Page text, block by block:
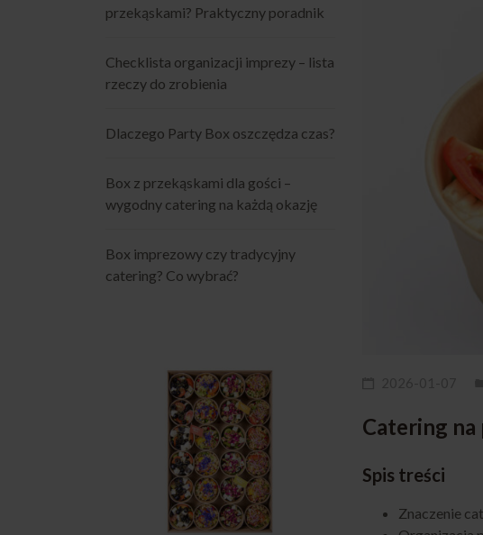
przekąskami? Praktyczny poradnik
Checklista organizacji imprezy – lista
rzeczy do zrobienia
Dlaczego Party Box oszczędza czas?
Box z przekąskami dla gości –
wygodny catering na każdą okazję
Box imprezowy czy tradycyjny
catering? Co wybrać?
Catering
Spis treści
Znaczenie